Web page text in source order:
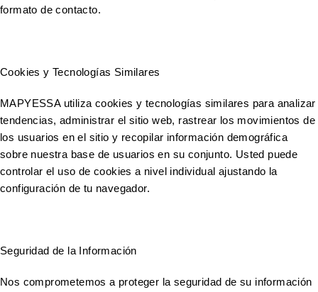
formato de contacto.
Cookies y Tecnologías Similares
MAPYESSA utiliza cookies y tecnologías similares para analizar
tendencias, administrar el sitio web, rastrear los movimientos de
los usuarios en el sitio y recopilar información demográfica
sobre nuestra base de usuarios en su conjunto. Usted puede
controlar el uso de cookies a nivel individual ajustando la
configuración de tu navegador.
Seguridad de la Información
Nos comprometemos a proteger la seguridad de su información